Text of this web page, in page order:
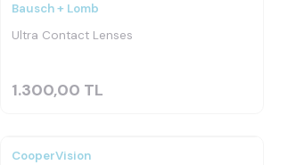
Bausch + Lomb
Ultra Contact Lenses
1.300,00 TL
YeniÜrün
CooperVision